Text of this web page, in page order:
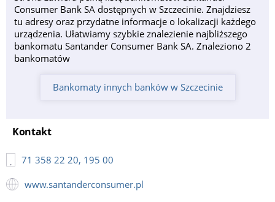
Consumer Bank SA dostępnych w Szczecinie. Znajdziesz
tu adresy oraz przydatne informacje o lokalizacji każdego
urządzenia. Ułatwiamy szybkie znalezienie najbliższego
bankomatu Santander Consumer Bank SA. Znaleziono 2
bankomatów
Bankomaty innych banków w Szczecinie
Kontakt
71 358 22 20, 195 00
www.santanderconsumer.pl